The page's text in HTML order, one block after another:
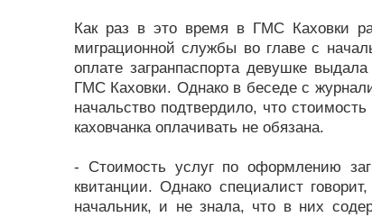
Как раз в это время в ГМС Каховки
миграционной службы во главе с
оплате загранпаспорта девушке
ГМС Каховки. Однако в беседе с
начальство подтвердило, что
каховчанка оплачивать не обязана.
- Стоимость услуг по оформлению
квитанции. Однако специалист
начальник, и не знала, что в них